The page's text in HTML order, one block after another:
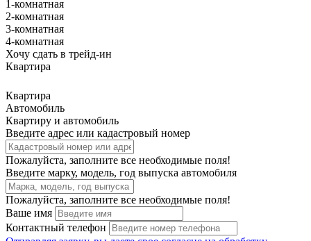
1-комнатная
2-комнатная
3-комнатная
4-комнатная
Хочу сдать в трейд-ин
Квартира
Квартира
Автомобиль
Квартиру и автомобиль
Введите адрес или кадастровый номер
Пожалуйста, заполните все необходимые поля!
Введите марку, модель, год выпуска автомобиля
Пожалуйста, заполните все необходимые поля!
Ваше имя
Контактный телефон